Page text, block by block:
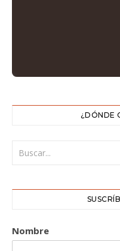
¿DÓNDE
Nombre